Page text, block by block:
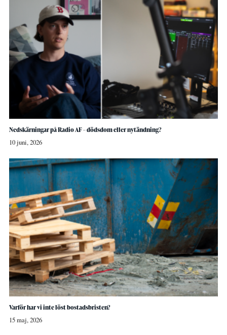
Nedskärningar på Radio AF – dödsdom eller nytändning?
10 juni, 2026
Varför har vi inte löst bostadsbristen?
15 maj, 2026